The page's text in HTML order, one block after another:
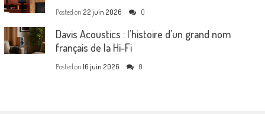
Posted on 22 juin 2026 0
Davis Acoustics : l’histoire d’un grand nom
français de la Hi-Fi
Posted on 16 juin 2026 0